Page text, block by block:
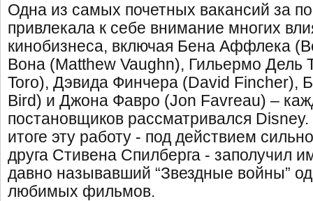
Одна из самых почетных вакансий за
привлекала к себе внимание многих
кинобизнеса, включая Бена Аффлека
Вона (Matthew Vaughn), Гильермо Дель
Toro), Дэвида Финчера (David Fincher),
Bird) и Джона Фавро (Jon Favreau) –
постановщиков рассматривался
итоге эту работу - под действием
друга Стивена Спилберга - заполучил
давно называвший “Звездные войны”
любимых фильмов.